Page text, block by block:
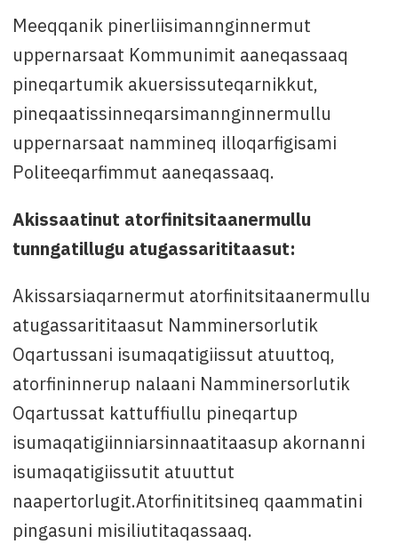
Meeqqanik pinerliisimannginnermut
uppernarsaat Kommunimit aaneqassaaq
pineqartumik akuersissuteqarnikkut,
pineqaatissinneqarsimannginnermullu
uppernarsaat nammineq illoqarfigisami
Politeeqarfimmut aaneqassaaq.
Akissaatinut atorfinitsitaanermullu
tunngatillugu atugassarititaasut:
Akissarsiaqarnermut atorfinitsitaanermullu
atugassarititaasut Namminersorlutik
Oqartussani isumaqatigiissut atuuttoq,
atorfininnerup nalaani Namminersorlutik
Oqartussat kattuffiullu pineqartup
isumaqatigiinniarsinnaatitaasup akornanni
isumaqatigiissutit atuuttut
naapertorlugit.Atorfinititsineq qaammatini
pingasuni misiliutitaqassaaq.